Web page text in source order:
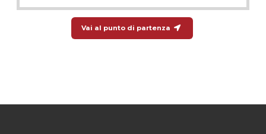
Vai al punto di partenza